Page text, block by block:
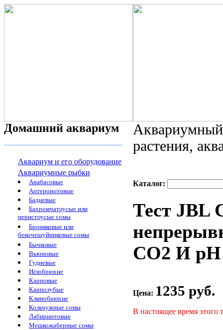
Домашний аквариум
Аквариум и его оборудование
Аквариумные рыбки
Анабасовые
Аптеронотовые
Бадиевые
Бахромчатоусые или
перистоусые сомы
Броняковые или
бокочешуйниковые сомы
Бычковые
Вьюновые
Гудиевые
Иглобрюхие
Карповые
Карпозубые
Клинобрюхие
Кольчужные сомы
Лабиринтовые
Мешкожаберные сомы
растения,
Каталог:
Тест JBL
СО2 И рH
Цена: 1235 руб.
В настоящее время этого